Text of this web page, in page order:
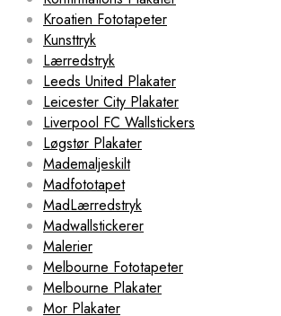
Kroatien Fototapeter
Kunsttryk
Lærredstryk
Leeds United Plakater
Leicester City Plakater
Liverpool FC Wallstickers
Løgstør Plakater
Mademaljeskilt
Madfototapet
MadLærredstryk
Madwallstickerer
Malerier
Melbourne Fototapeter
Melbourne Plakater
Mor Plakater